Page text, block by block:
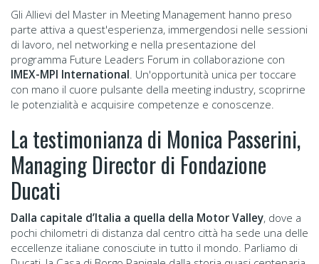
Gli Allievi del Master in Meeting Management hanno preso
parte attiva a quest'esperienza, immergendosi nelle sessioni
di lavoro, nel networking e nella presentazione del
programma Future Leaders Forum in collaborazione con
IMEX-MPI International . Un'opportunità unica per toccare
con mano il cuore pulsante della meeting industry, scoprirne
le potenzialità e acquisire competenze e conoscenze.
La testimonianza di Monica Passerini,
Managing Director di Fondazione
Ducati
Dalla capitale d’Italia a quella della Motor Valley, dove a
pochi chilometri di distanza dal centro città ha sede una delle
eccellenze italiane conosciute in tutto il mondo. Parliamo di